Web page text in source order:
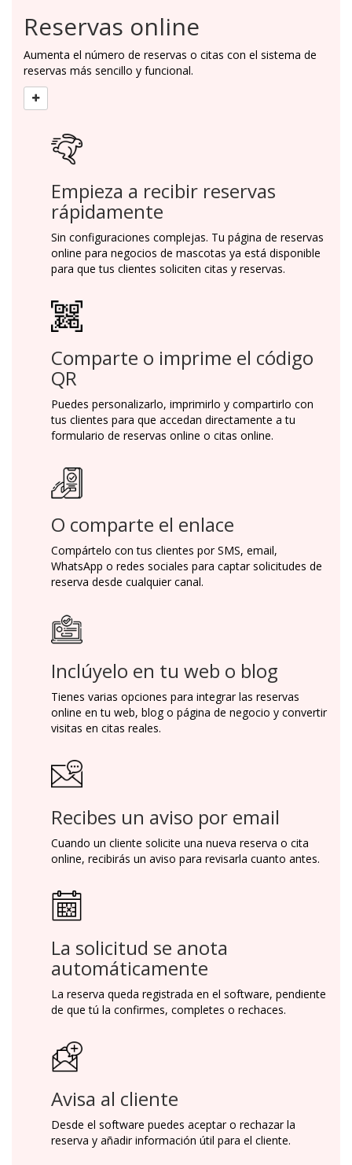
Reservas online
Aumenta el número de reservas o citas con el sistema de
reservas más sencillo y funcional.
Empieza a recibir reservas
rápidamente
Sin configuraciones complejas. Tu página de reservas
online para negocios de mascotas ya está disponible
para que tus clientes soliciten citas y reservas.
Comparte o imprime el código
QR
Puedes personalizarlo, imprimirlo y compartirlo con
tus clientes para que accedan directamente a tu
formulario de reservas online o citas online.
O comparte el enlace
Compártelo con tus clientes por SMS, email,
WhatsApp o redes sociales para captar solicitudes de
reserva desde cualquier canal.
Inclúyelo en tu web o blog
Tienes varias opciones para integrar las reservas
online en tu web, blog o página de negocio y convertir
visitas en citas reales.
Recibes un aviso por email
Cuando un cliente solicite una nueva reserva o cita
online, recibirás un aviso para revisarla cuanto antes.
La solicitud se anota
automáticamente
La reserva queda registrada en el software, pendiente
de que tú la confirmes, completes o rechaces.
Avisa al cliente
Desde el software puedes aceptar o rechazar la
reserva y añadir información útil para el cliente.